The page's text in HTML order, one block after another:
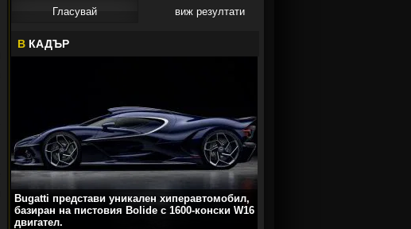
виж резултати
В КАДЪР
Bugatti представи уникален хиперавтомобил,
базиран на пистовия Bolide с 1600-конски W16
двигател.